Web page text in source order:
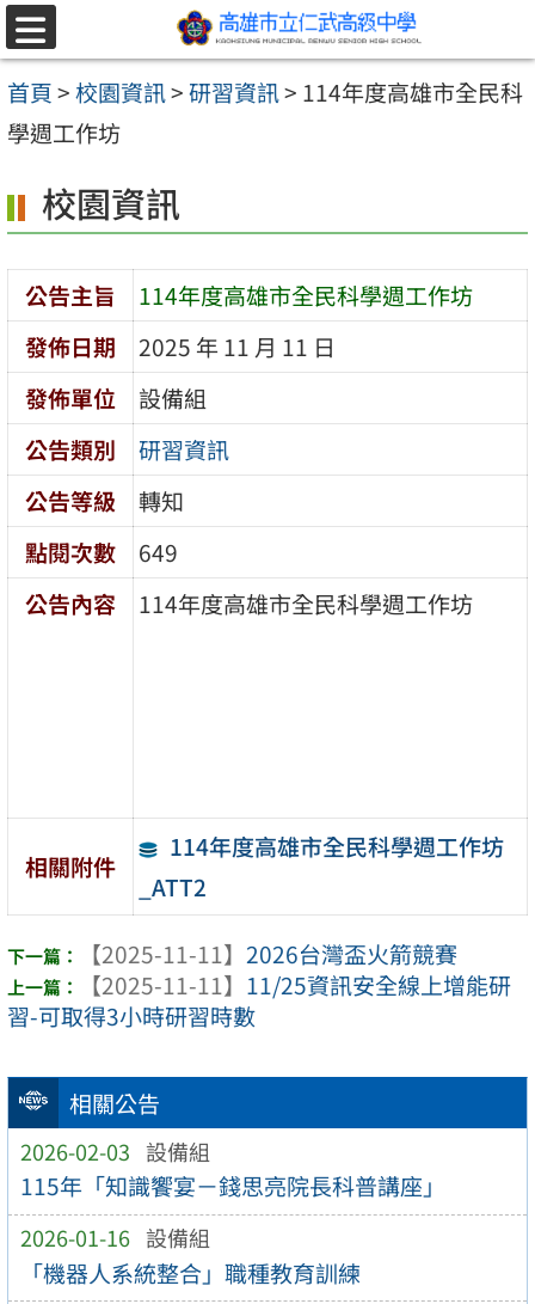
跳至主要內容區
選
單
首頁>校園資訊>研習資訊> 114年度高雄市全民科
學週工作坊
相關公告
2026-02-03 設備組
115年「知識饗宴－錢思亮院長科普講座」
2026-01-16 設備組
「機器人系統整合」職種教育訓練
校園資訊
公告主旨
114年度高雄市全民科學週工作坊
發佈日期
2025 年 11 月 11 日
發佈單位
設備組
公告類別
研習資訊
公告等級
轉知
點閱次數
649
公告內容
114年度高雄市全民科學週工作坊
相關附件
114年度高雄市全民科學週工作坊
_ATT2
【2025-11-11】 2026台灣盃火箭競賽
【2025-11-11】 11/25資訊安全線上增能研
習-可取得3小時研習時數